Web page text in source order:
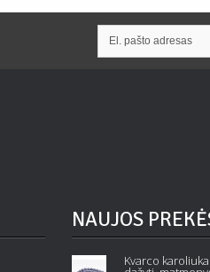
NAUJOS
melsvi, Geležinis